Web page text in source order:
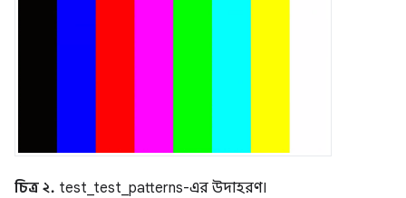
চিত্র ২. test_test_patterns-এর উদাহরণ।